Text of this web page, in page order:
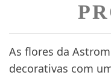
As flores da
decorativas com